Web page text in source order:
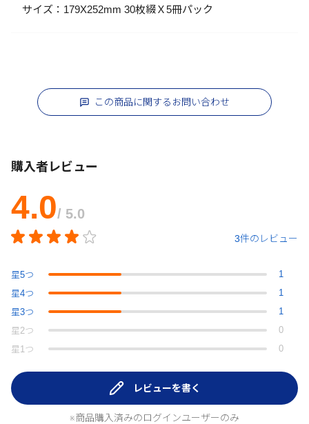
サイズ：179X252mm 30枚綴Ｘ5冊パック
この商品に関するお問い合わせ
購入者レビュー
4.0/ 5.0
3件のレビュー
星5つ
1
星4つ
1
星3つ
1
星 2つ
0
星 1つ 0
レビューを書く
※商品購入済みのログインユーザーのみ